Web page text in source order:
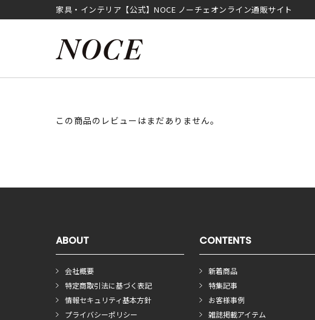
家具・インテリア【公式】NOCE ノーチェオンライン通販サイト
この商品のレビューはまだありません。
ABOUT
会社概要
特定商取引法に基づく表記
情報セキュリティ基本方針
プライバシーポリシー
CONTENTS
新着商品
特集記事
お客様事例
雑誌掲載アイテム